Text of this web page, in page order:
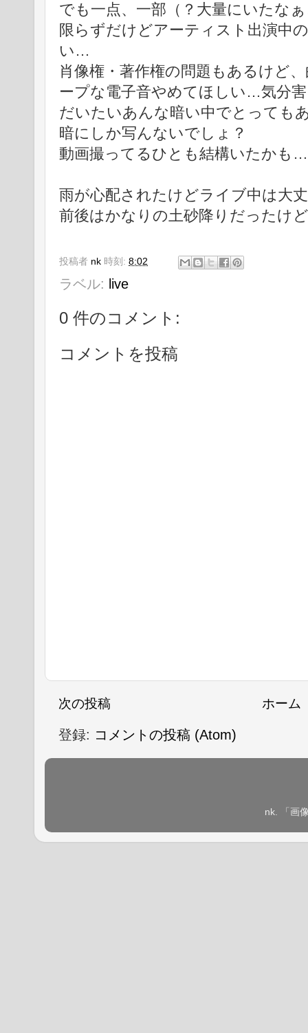
でも一点、一部（？大量にいたな
限らずだけどアーティスト出演中
い…
肖像権・著作権の問題もあるけど
ープな電子音やめてほしい…気分
だいたいあんな暗い中でとっても
暗にしか写んないでしょ？
動画撮ってるひとも結構いたかも…
雨が心配されたけどライブ中は大
前後はかなりの土砂降りだったけ
投稿者 nk 時刻: 8:02
ラベル: live
0 件のコメント:
コメントを投稿
次の投稿 ホーム
登録: コメントの投稿 (Atom)
nk. 「画